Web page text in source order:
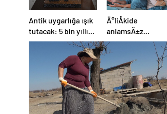
Antik uygarlığa ışık
tutacak: 5 bin yıllık
soylu kadın mezarı
Ä°liÅkide
anlamsÄ±z
kavgalarÄ±n uzun
sÃ¼rmesini
engellemenin 5
yolu